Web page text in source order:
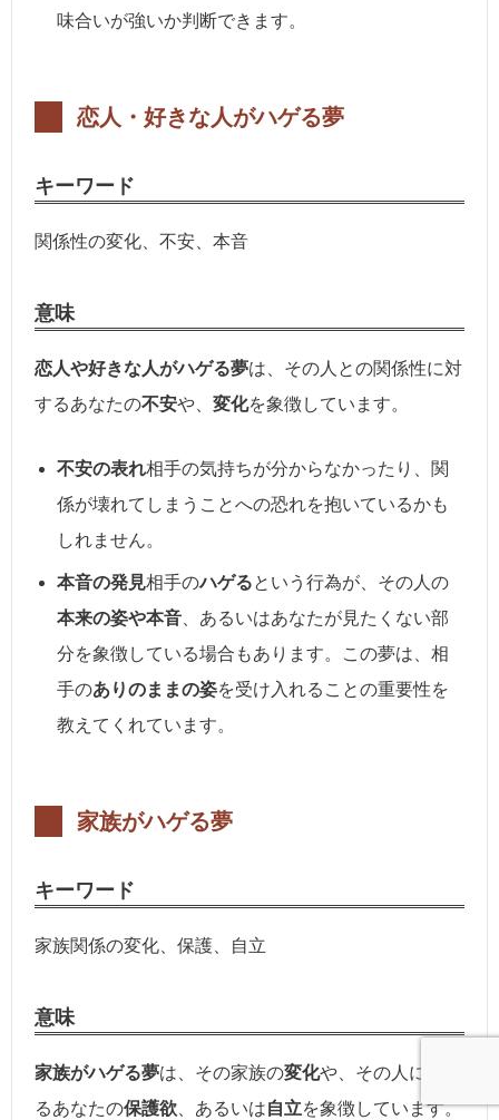
味合いが強いか判断できます。
恋人・好きな人がハゲる夢
キーワード
関係性の変化、不安、本音
意味
恋人や好きな人がハゲる夢は、その人との関係性に対
するあなたの不安や、 変化を象徴しています。
不安の表れ相手の気持ちが分からなかったり、関
係が壊れてしまうことへの恐れを抱いているかも
しれません。
本音の発見相手のハゲるという行為が、その人の
本来の姿や本音 、あるいはあなたが見たくない部
分を象徴している場合もあります。この夢は、相
手のありのままの姿を受け入れることの重要性を
教えてくれています。
家族がハゲる夢
キーワード
家族関係の変化、保護、自立
意味
家族がハゲる夢は、その家族の変化や、その人に対す
るあなたの保護欲 、あるいは自立を象徴しています。